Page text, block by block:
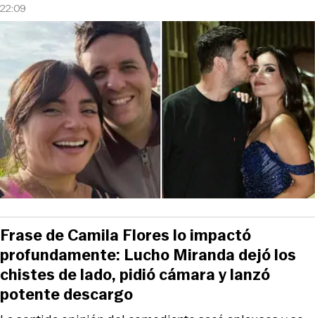
22:09
Frase de Camila Flores lo impactó
profundamente: Lucho Miranda dejó los
chistes de lado, pidió cámara y lanzó
potente descargo